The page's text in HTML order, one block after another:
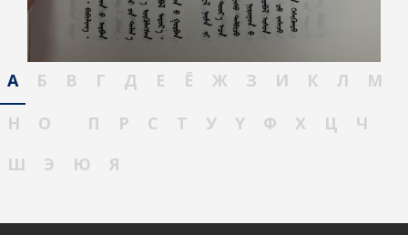
А Б В Г Д Е Ё Ж З И К Л
М
Н
О П Р С Т У Ү Ф Х Ц
Ч
Ш
Э Ю Я